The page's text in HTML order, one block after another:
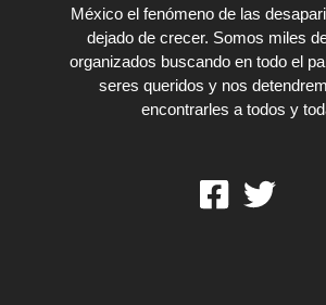
México el fenómeno de las
dejado de crecer. Somos miles
organizados buscando en todo el
seres queridos y nos
encontrarles a todos y